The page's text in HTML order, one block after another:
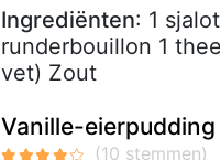
Ingrediënten: 1
runderbouillon 1
vet) Zout
Vanille-eierpudding